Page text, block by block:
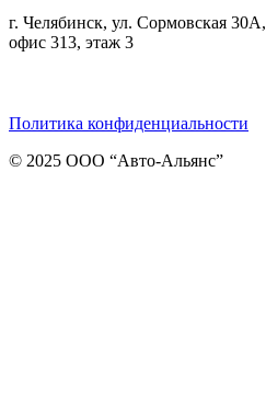
г. Челябинск, ул. Сормовская 30А,
офис 313, этаж 3
Политика конфиденциальности
© 2025 ООО “Авто-Альянс”